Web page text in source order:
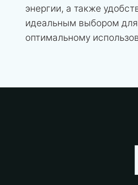
энергии, а также
идеальным выбором для
оптимальному